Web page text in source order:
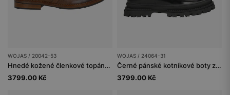
WOJAS / 20042-53
Hnedé kožené členkové topánky s ozdobným brogovaním
3799.00 Kč
WOJAS / 24064-31
Černé pánské kotníkové boty z lakované kůže
3799.00 Kč